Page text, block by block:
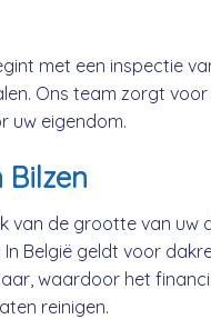
met een inspectie
Ons team zorgt
uw eigendom.
van de grootte van uw
België geldt voor
waardoor het
reinigen.